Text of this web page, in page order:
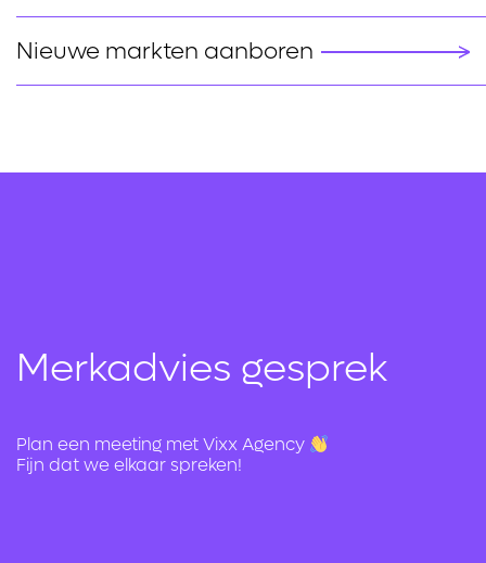
Nieuwe markten aanboren
Merkadvies gesprek
Plan een meeting met Vixx Agency
Fijn dat we elkaar spreken!